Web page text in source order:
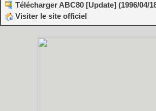
Télécharger ABC80 [Update] (1996/04/
Visiter le site officiel